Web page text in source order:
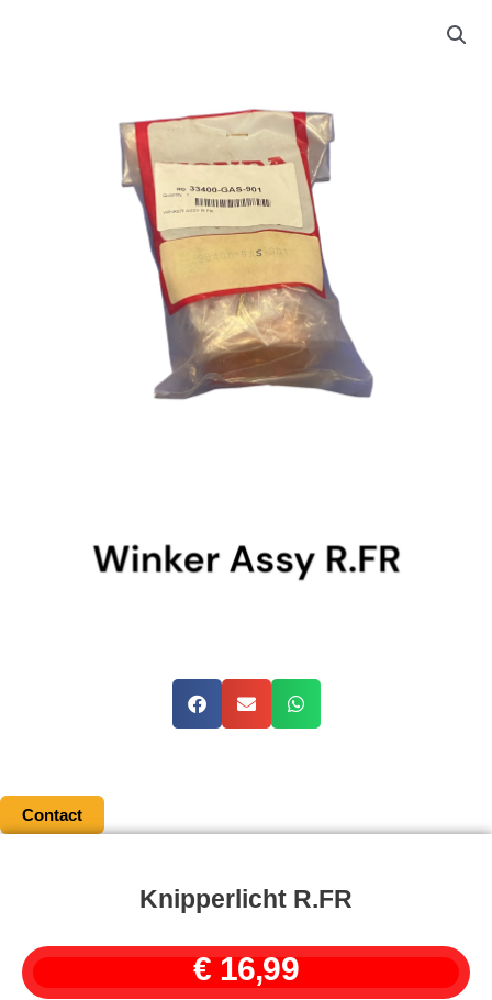
Contact
Knipperlicht R.FR
€16,99